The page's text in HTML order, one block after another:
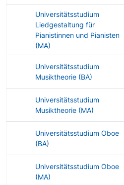
Universitätsstudium
Liedgestaltung für
Pianistinnen und Pianisten
(MA)
Universitätsstudium
Musiktheorie (BA)
Universitätsstudium
Musiktheorie (MA)
Universitätsstudium Oboe
(BA)
Universitätsstudium Oboe
(MA)